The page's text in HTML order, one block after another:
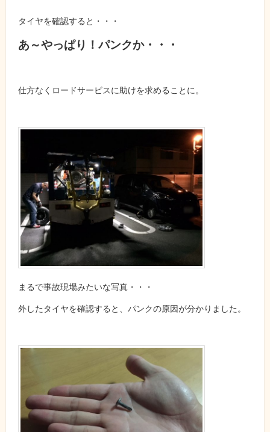
タイヤを確認すると・・・
あ～やっぱり！パンクか・・・
仕方なくロードサービスに助けを求めることに。
まるで事故現場みたいな写真・・・
外したタイヤを確認すると、パンクの原因が分かりました。